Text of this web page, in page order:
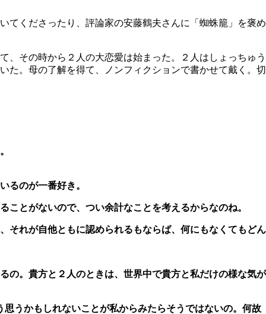
てくださったり、評論家の安藤鶴夫さんに「蜘蛛籠」を褒め
、その時から２人の大恋愛は始まった。２人はしょっちゅう
た。母の了解を得て、ノンフィクションで書かせて戴く。切
るのが一番好き。
ことがないので、つい余計なことを考えるからなのね。
それが自他ともに認められるもならば、何にもなくてもどん
の。貴方と２人のときは、世界中で貴方と私だけの様な気が
うかもしれないことが私からみたらそうではないの。何故